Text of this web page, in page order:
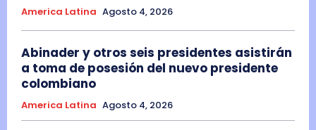
America Latina Agosto 4, 2026
Abinader y otros seis presidentes asistirán
a toma de posesión del nuevo presidente
colombiano
America Latina Agosto 4, 2026